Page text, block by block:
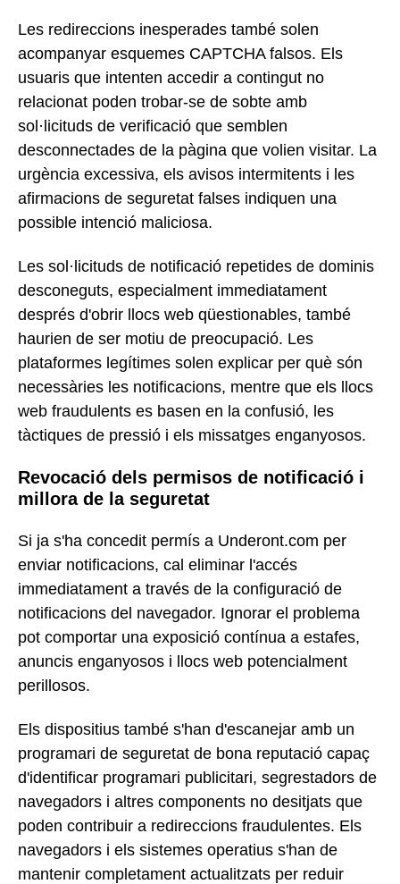
Les redireccions inesperades també solen
acompanyar esquemes CAPTCHA falsos. Els
usuaris que intenten accedir a contingut no
relacionat poden trobar-se de sobte amb
sol·licituds de verificació que semblen
desconnectades de la pàgina que volien visitar. La
urgència excessiva, els avisos intermitents i les
afirmacions de seguretat falses indiquen una
possible intenció maliciosa.
Les sol·licituds de notificació repetides de dominis
desconeguts, especialment immediatament
després d'obrir llocs web qüestionables, també
haurien de ser motiu de preocupació. Les
plataformes legítimes solen explicar per què són
necessàries les notificacions, mentre que els llocs
web fraudulents es basen en la confusió, les
tàctiques de pressió i els missatges enganyosos.
Revocació dels permisos de notificació i
millora de la seguretat
Si ja s'ha concedit permís a Underont.com per
enviar notificacions, cal eliminar l'accés
immediatament a través de la configuració de
notificacions del navegador. Ignorar el problema
pot comportar una exposició contínua a estafes,
anuncis enganyosos i llocs web potencialment
perillosos.
Els dispositius també s'han d'escanejar amb un
programari de seguretat de bona reputació capaç
d'identificar programari publicitari, segrestadors de
navegadors i altres components no desitjats que
poden contribuir a redireccions fraudulentes. Els
navegadors i els sistemes operatius s'han de
mantenir completament actualitzats per reduir